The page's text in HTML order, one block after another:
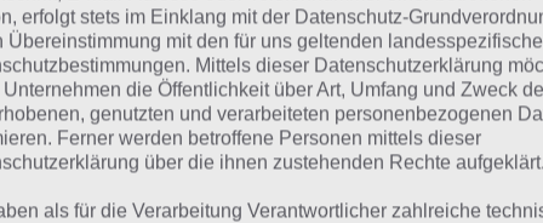
für 94%
findest du alle richtigen Antworten zum
benutzt in der App 94%. Die Lösung ist dabei nach
Hier die 94% Lösung “Etwas, das ein Zauberer
erfolgt stets im Einklang mit der Datenschutz-
Übereinstimmung mit den für uns geltenden
Mittels dieser Datenschutzerklärung
Unternehmen die Öffentlichkeit über Art, Umfang und Zweck
genutzten und verarbeiteten personenbezogenen
Ferner werden betroffene Personen mittels dieser
über die ihnen zustehenden Rechte aufgeklärt.
als für die Verarbeitung Verantwortlicher zahlreiche